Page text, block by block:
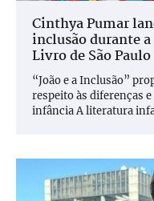
Cinthya Pumar
inclusão durante
Livro de São Paulo
“João e a Inclusão”
respeito às diferenças
infância A literatura